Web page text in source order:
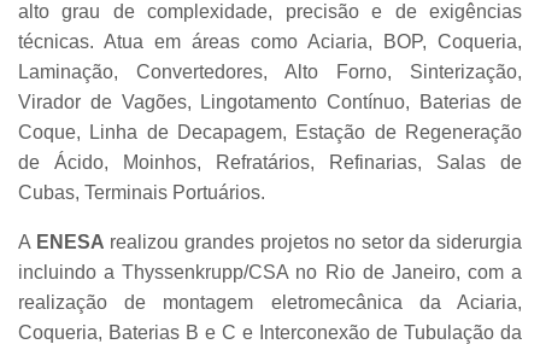
alto grau de complexidade, precisão e de exigências
técnicas. Atua em áreas como Aciaria, BOP, Coqueria,
Laminação, Convertedores, Alto Forno, Sinterização,
Virador de Vagões, Lingotamento Contínuo, Baterias de
Coque, Linha de Decapagem, Estação de Regeneração
de Ácido, Moinhos, Refratários, Refinarias, Salas de
Cubas, Terminais Portuários.
A ENESA realizou grandes projetos no setor da siderurgia
incluindo a Thyssenkrupp/CSA no Rio de Janeiro, com a
realização de montagem eletromecânica da Aciaria,
Coqueria, Baterias B e C e Interconexão de Tubulação da